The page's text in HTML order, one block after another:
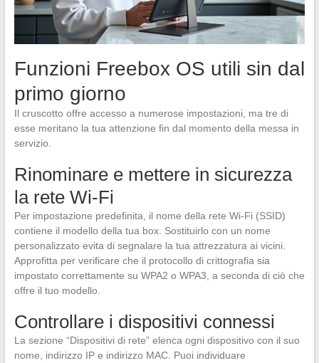
Funzioni Freebox OS utili sin dal
primo giorno
Il cruscotto offre accesso a numerose impostazioni, ma tre di
esse meritano la tua attenzione fin dal momento della messa in
servizio.
Rinominare e mettere in sicurezza
la rete Wi-Fi
Per impostazione predefinita, il nome della rete Wi-Fi (SSID)
contiene il modello della tua box. Sostituirlo con un nome
personalizzato evita di segnalare la tua attrezzatura ai vicini.
Approfitta per verificare che il protocollo di crittografia sia
impostato correttamente su WPA2 o WPA3, a seconda di ciò che
offre il tuo modello.
Controllare i dispositivi connessi
La sezione “Dispositivi di rete” elenca ogni dispositivo con il suo
nome, indirizzo IP e indirizzo MAC. Puoi individuare